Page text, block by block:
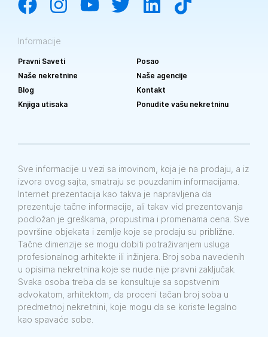
Informacije
Pravni Saveti
Posao
Naše nekretnine
Naše agencije
Blog
Kontakt
Knjiga utisaka
Ponudite vašu nekretninu
Sve informacije u vezi sa imovinom, koja je na prodaju, a iz
izvora ovog sajta, smatraju se pouzdanim informacijama.
Internet prezentacija kao takva je napravljena da
prezentuje tačne informacije, ali takav vid prezentovanja
podložan je greškama, propustima i promenama cena. Sve
površine objekata i zemlje koje se prodaju su približne.
Tačne dimenzije se mogu dobiti potraživanjem usluga
profesionalnog arhitekte ili inžinjera. Broj soba navedenih
u opisima nekretnina koje se nude nije pravni zaključak.
Svaka osoba treba da se konsultuje sa sopstvenim
advokatom, arhitektom, da proceni tačan broj soba u
predmetnoj nekretnini, koje mogu da se koriste legalno
kao spavaće sobe.